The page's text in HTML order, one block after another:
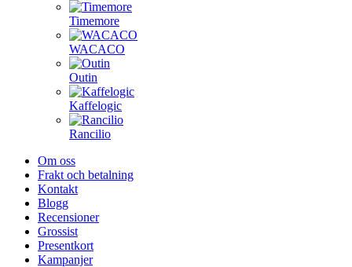
Timemore
WACACO
Outin
Kaffelogic
Rancilio
Om oss
Frakt och betalning
Kontakt
Blogg
Recensioner
Grossist
Presentkort
Kampanjer